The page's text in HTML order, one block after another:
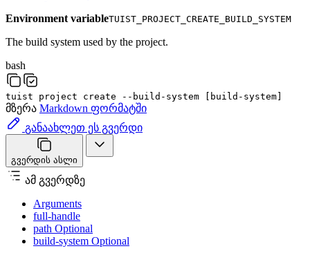
Environment variableTUIST_PROJECT_CREATE_BUILD_SYSTEM
The build system used by the project.
bash
tuist project create --build-system build-system
მზერა Markdown ფორმატში
განაახლეთ ეს გვერდი
გვერდის ასლი
ამ გვერდზე
Arguments
full-handle
path Optional
build-system Optional